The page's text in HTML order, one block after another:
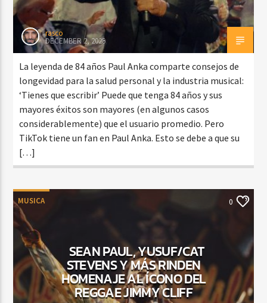
rasco
DECEMBER 2, 2025
La leyenda de 84 años Paul Anka comparte consejos de
longevidad para la salud personal y la industria musical:
‘Tienes que escribir’ Puede que tenga 84 años y sus
mayores éxitos son mayores (en algunos casos
considerablemente) que el usuario promedio. Pero
TikTok tiene un fan en Paul Anka. Esto se debe a que su
[…]
MUSICA 0
SEAN PAUL, YUSUF/CAT
STEVENS Y MÁS RINDEN
HOMENAJE AL ÍCONO DEL
REGGAE JIMMY CLIFF